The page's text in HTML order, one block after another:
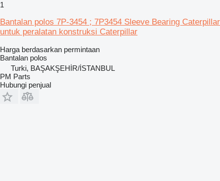
1
Bantalan polos 7P-3454 ; 7P3454 Sleeve Bearing Caterpillar
untuk peralatan konstruksi Caterpillar
Harga berdasarkan permintaan
Bantalan polos
Turki, BAŞAKŞEHİR/İSTANBUL
PM Parts
Hubungi penjual